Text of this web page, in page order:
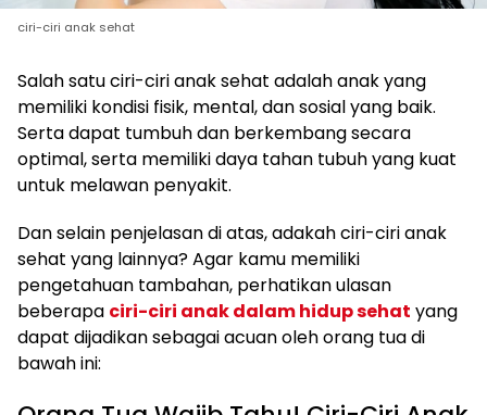
ciri-ciri anak sehat
Salah satu ciri-ciri anak sehat adalah anak yang
memiliki kondisi fisik, mental, dan sosial yang baik.
Serta dapat tumbuh dan berkembang secara
optimal, serta memiliki daya tahan tubuh yang kuat
untuk melawan penyakit.
Dan selain penjelasan di atas, adakah ciri-ciri anak
sehat yang lainnya? Agar kamu memiliki
pengetahuan tambahan, perhatikan ulasan
beberapa ciri-ciri anak dalam hidup sehat yang
dapat dijadikan sebagai acuan oleh orang tua di
bawah ini: